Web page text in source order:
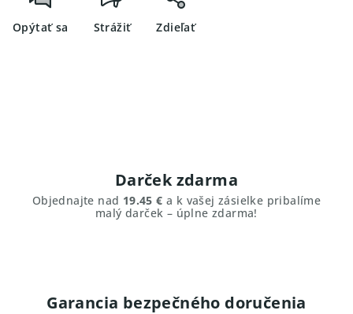
Opýtať sa Strážiť Zdieľať
Darček zdarma
Objednajte nad 19.45 € a k vašej zásielke pribalíme
malý darček – úplne zdarma!
Garancia bezpečného doručenia